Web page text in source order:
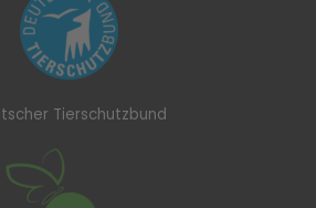
Tierschutzbund